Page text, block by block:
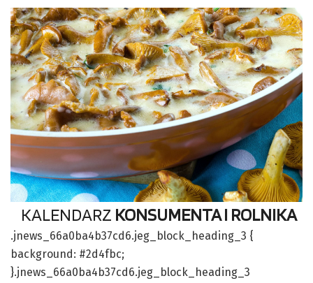
KALENDARZ KONSUMENTA I ROLNIKA
.jnews_66a0ba4b37cd6.jeg_block_heading_3 {
background: #2d4fbc;
}.jnews_66a0ba4b37cd6.jeg_block_heading_3